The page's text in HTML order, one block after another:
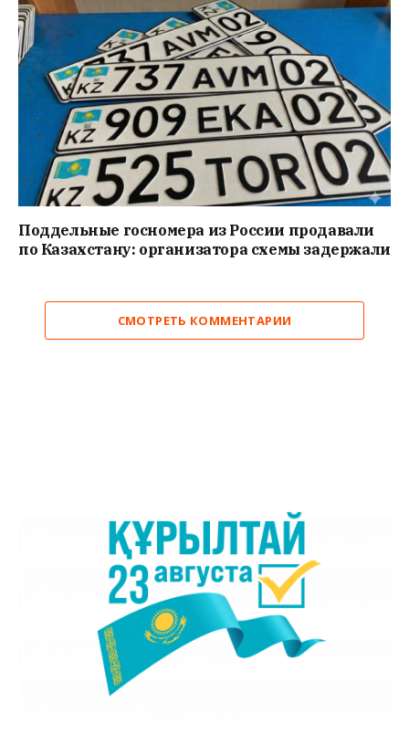
Поддельные госномера из России продавали
по Казахстану: организатора схемы задержали
СМОТРЕТЬ КОММЕНТАРИИ